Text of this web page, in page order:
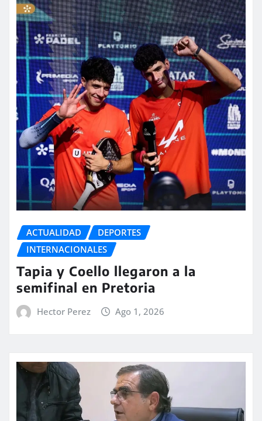
ACTUALIDAD
DEPORTES
INTERNACIONALES
Tapia y Coello llegaron a la
semifinal en Pretoria
Hector Perez Ago 1, 2026